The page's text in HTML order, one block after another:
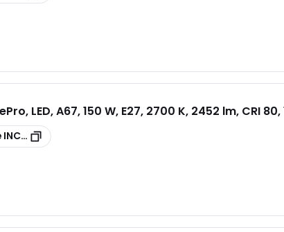
LED, A67, 150 W, E27, 2700 K, 2452 lm, CRI
INCALED150G2